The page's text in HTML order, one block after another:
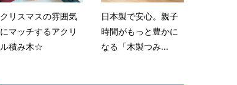
クリスマスの雰囲気
にマッチするアクリ
ル積み木☆
日本製で安心。親子
時間がもっと豊かに
なる「木製つみ...